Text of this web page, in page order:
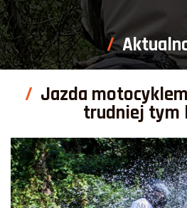
Jazda
trudniej tym